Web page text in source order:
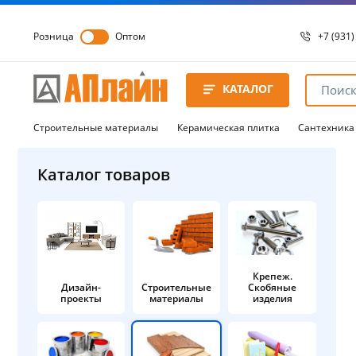
Розница Оптом +7
8 8172
8 8172
КАТАЛОГ
Строительные материалы Керамическая плитка Сантехника
Каталог товаров
Дизайн-
проекты
Строительные
материалы
Крепеж.
Скобяные
изделия